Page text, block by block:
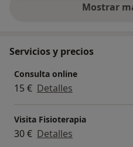
Mostrar
Servicios y precios
Consulta online
15 € Detalles
Visita Fisioterapia
30 € Detalles